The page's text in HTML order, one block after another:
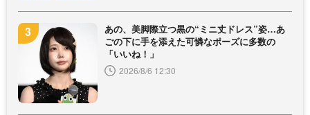
あの、美脚際立つ黒の“ミニ丈ドレス”姿…あ
ごの下に手を添えた可憐なポーズに多数の
「いいね！」
2026/8/6 12:30